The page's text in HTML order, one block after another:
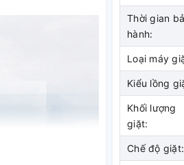
Thời gian
hành:
Loại máy
Kiểu lồng
Khối lượng
giặt:
Chế độ giặt: